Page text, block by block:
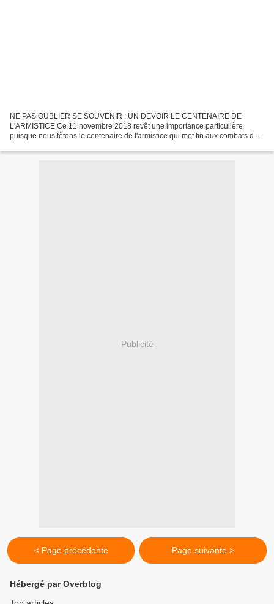
NE PAS OUBLIER SE SOUVENIR : UN DEVOIR LE CENTENAIRE DE
L'ARMISTICE Ce 11 novembre 2018 revêt une importance particulière
puisque nous fêtons le centenaire de l'armistice qui met fin aux combats de
Publicité
< Page précédente Page suivante >
Hébergé par Overblog